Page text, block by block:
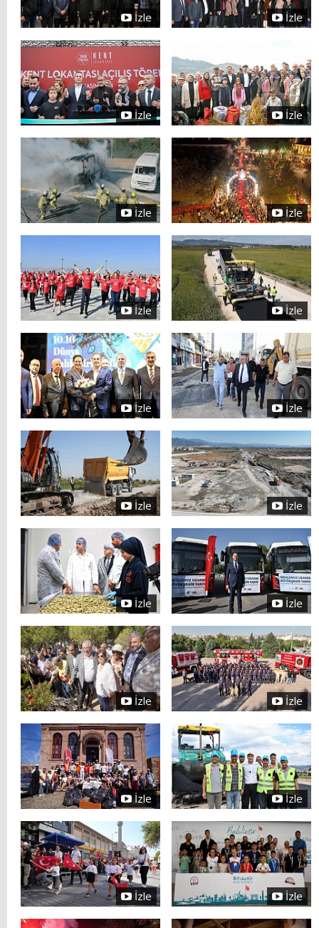
İzle İzle
İzle İzle
İzle İzle
İzle İzle
İzle İzle
İzle İzle
İzle İzle
İzle İzle
İzle İzle
İzle İzle